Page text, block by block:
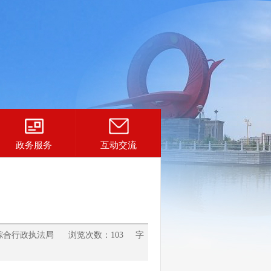
政务服务 互动交流
合行政执法局 浏览次数：103 字